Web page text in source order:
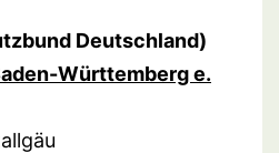
Deutschland)
Württemberg e.